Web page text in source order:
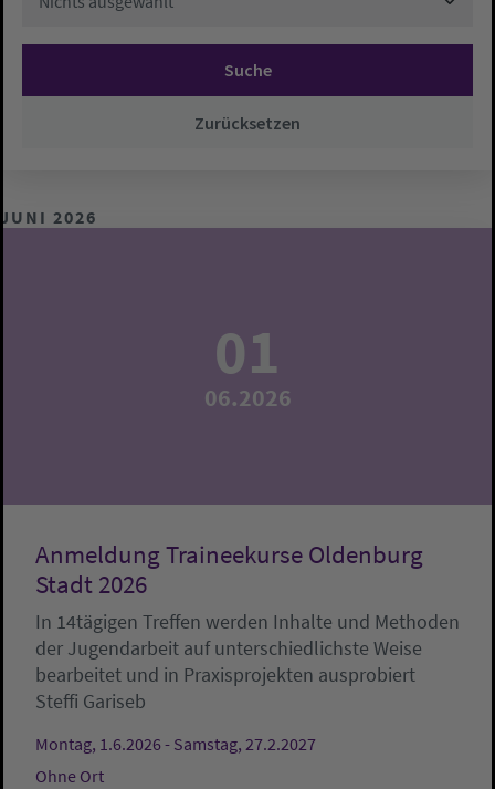
Suche
Zurücksetzen
JUNI 2026
01
06.2026
Anmeldung Traineekurse Oldenburg
Stadt 2026
In 14tägigen Treffen werden Inhalte und Methoden
der Jugendarbeit auf unterschiedlichste Weise
bearbeitet und in Praxisprojekten ausprobiert
Steffi Gariseb
Montag, 1.6.2026 - Samstag, 27.2.2027
Ohne Ort